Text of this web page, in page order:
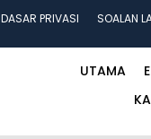
DASAR PRIVASI SOALAN
UTAMA